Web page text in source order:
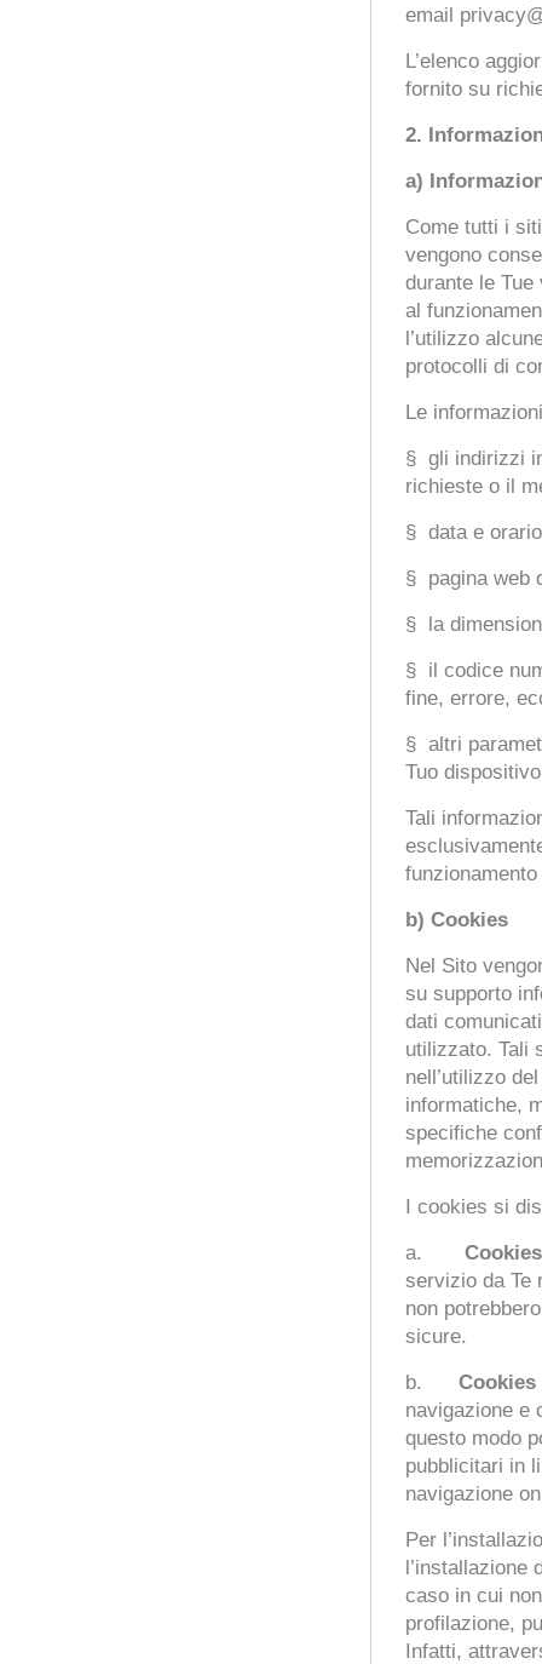
email
L’elenco
fornito su
2.
a)
Come tutti i
vengono
durante le
al
l’utilizzo
protocolli di
Le
§ gli indirizzi
richieste o il
§ data e
§ pagina web
§ la
§ il codice
fine, errore,
§ altri
Tuo
Tali
b) Cookies
Nel Sito
su supporto
dati
utilizzato. Tali
nell’utilizzo
informatiche,
specifiche
I cookies si
a.
servizio da Te
non
sicure.
b.
navigazione e
questo modo
pubblicitari in
navigazione
Per
l’installazione
caso in cui
profilazione,
Infatti,